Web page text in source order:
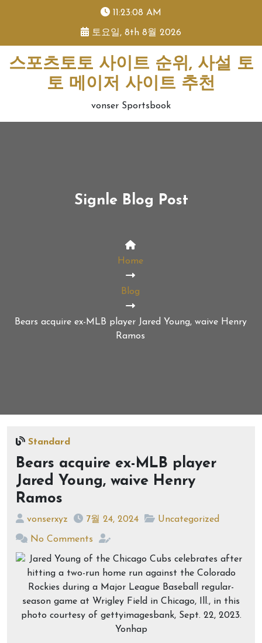
11:23:08 AM
토요일, 8th 8월 2026
스포츠토토 사이트 순위, 사설 토
토 메이저 사이트 추천
vonser Sportsbook
Signle Blog Post
Home
Blog
Bears acquire ex-MLB player Jared Young, waive Henry
Ramos
Standard
Bears acquire ex-MLB player
Jared Young, waive Henry
Ramos
vonserxyz 7월 24, 2024 Uncategorized
No Comments